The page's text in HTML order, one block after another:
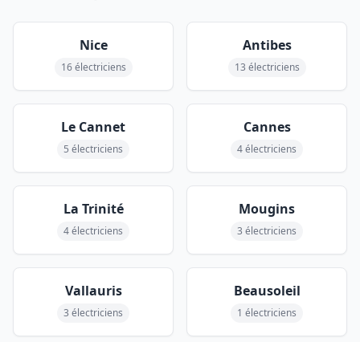
Nice
16 électriciens
Antibes
13 électriciens
Le Cannet
5 électriciens
Cannes
4 électriciens
La Trinité
4 électriciens
Mougins
3 électriciens
Vallauris
3 électriciens
Beausoleil
1 électriciens